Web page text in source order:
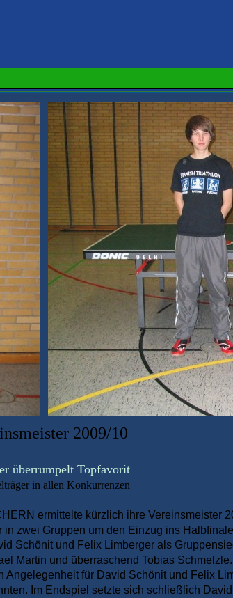
2009/10
überrumpelt Topfavorit
in allen Konkurrenzen
ermittelte kürzlich ihre Vereinsmeister
in zwei Gruppen um den Einzug ins
Schönit und Felix Limberger als
Martin und überraschend Tobias Schmelzle.
Angelegenheit für David Schönit und Felix
Im Endspiel setzte sich schließlich